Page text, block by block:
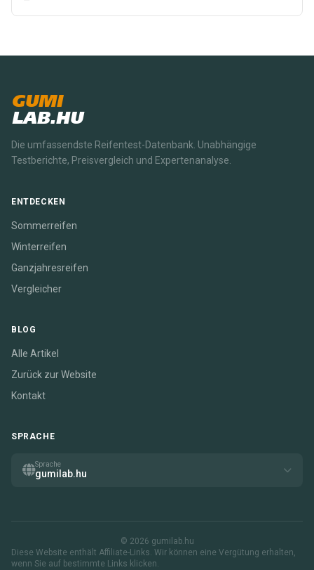
GUMI
LAB.HU
Die umfassendste Reifentest-Datenbank. Unabhängige
Testberichte, Preisvergleich und Expertenanalyse.
ENTDECKEN
Sommerreifen
Winterreifen
Ganzjahresreifen
Vergleicher
BLOG
Alle Artikel
Zurück zur Website
Kontakt
SPRACHE
Sprache
gumilab.hu
© 2026 gumilab.hu
Diese Website enthält Affiliate-Links. Wir können eine Vergütung erhalten,
wenn Sie auf bestimmte Links klicken.